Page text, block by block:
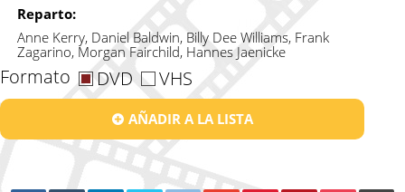
Reparto:
Anne Kerry, Daniel Baldwin, Billy Dee Williams, Frank
Zagarino, Morgan Fairchild, Hannes Jaenicke
Formato DVD VHS
AÑADIR A LA LISTA